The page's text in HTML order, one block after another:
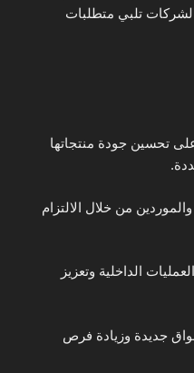
تلبي متطلبات
تحسين جودة منتجاتها
والموردين من خلال الالتزام
الداخلية وتعزيز
جديدة وزيادة فرص